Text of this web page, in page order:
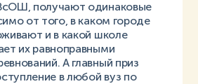
получают одинаковые
от того, в каком городе
и в какой школе
их равноправными
А главный приз
в любой вуз по